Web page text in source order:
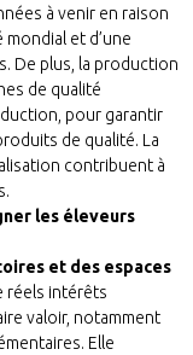
à venir en raison
et d’une
De plus, la production
de qualité
pour garantir
de qualité. La
contribuent à
les éleveurs
et des espaces
réels intérêts
valoir, notamment
Elle